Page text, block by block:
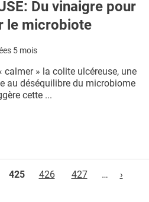
Du vinaigre pour
le microbiote
5 mois
calmer » la colite ulcéreuse, une
au déséquilibre du microbiome
cette ...
425 426 427 … ›